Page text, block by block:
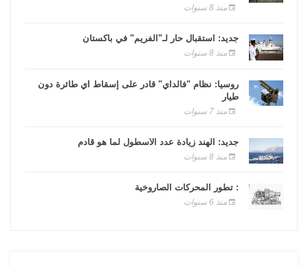
منذ 8 سنوات
جديد: استقبال حار لـ"الفريم" في باكستان
منذ 8 سنوات
روسيا: نظام "فالداي" قادر على إسقاط أي طائرة دون
طيار
منذ 7 سنوات
جديد: الهند زيادة عدد الأسطول لما هو قادم
منذ 8 سنوات
: تطور المحركات الصاروخية
منذ 6 سنوات